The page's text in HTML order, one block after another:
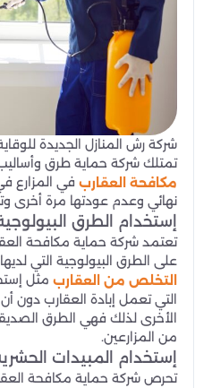
شركة رش المنازل الجديدة
تمتلك شركة حماية طرق
مكافحة العقارب في المزارع
نهائي وعدم عودتها مرة أخرى
إستخدام الطرق
تعتمد شركة حماية مكافحة
على الطرق البيولوجية التي
التخلص من العقارب مثل
التي تعمل إبادة العقارب دون أن
الأخرى لذلك فهي الطرق الصديقة
من المزارعين.
إستخدام المبيدات
تحرص شركة حماية مكافحة